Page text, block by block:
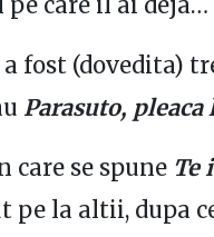
fost (dovedita)
Parasuto, pleaca
care se spune Te
pe la altii, dupa